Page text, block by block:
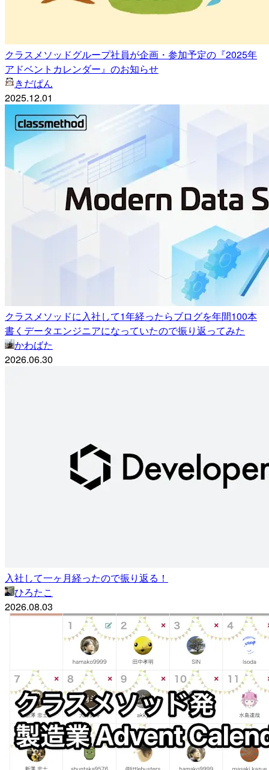
クラスメソッドグループ社員が企画・参加予定の『2025年
アドベントカレンダー』のお知らせ
きだぱん
2025.12.01
クラスメソッドに入社して1年経ったらブログを年間100本
書くデータエンジニアになっていたので振り返ってみた
かわばた
2026.06.30
入社して一ヶ月経ったので振り返る！
ひろたこ
2026.08.03